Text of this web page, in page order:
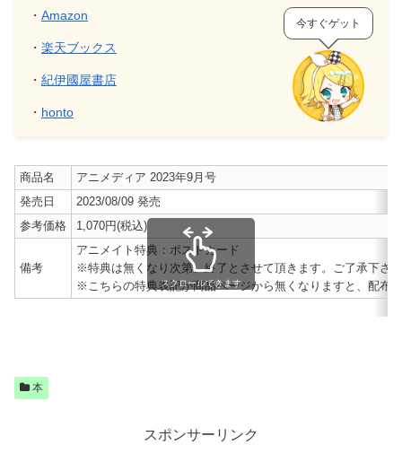
・ Amazon
・ 楽天ブックス
・ 紀伊國屋書店
・ honto
今すぐゲット
商品名
アニメディア 2023年9月号
発売日
2023/08/09 発売
参考価格
1,070円(税込)
備考
アニメイト特典：ポストカード
※特典は無くなり次第、終了とさせて頂きます。ご了承下さ
※こちらの特典表記が商品ページから無くなりますと、配布
スクロールできます
本
スポンサーリンク